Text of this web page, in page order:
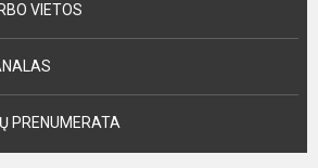
VIETOS
PRENUMERATA